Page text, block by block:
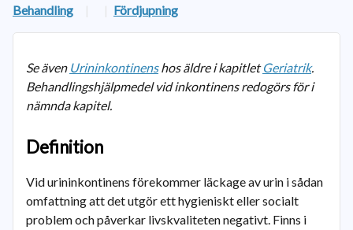
Behandling
| | Fördjupning
Se även Urininkontinenshos äldre i kapitletGeriatrik.
Behandlingshjälpmedel vid inkontinens redogörs för i
nämnda kapitel.
Definition
Vid urininkontinens förekommer läckage av urin i sådan
omfattning att det utgör ett hygieniskt eller socialt
problem och påverkar livskvaliteten negativt. Finns i